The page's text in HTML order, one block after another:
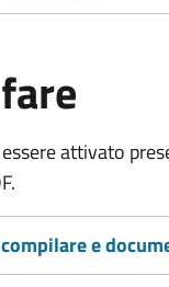
attivato
e